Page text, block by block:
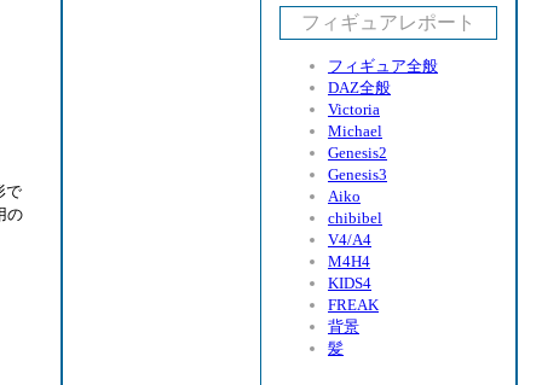
で
の
フィギュアレポート
フィギュア全般
DAZ全般
Victoria
Michael
Genesis2
Genesis3
Aiko
chibibel
V4/A4
M4H4
KIDS4
FREAK
背景
髪